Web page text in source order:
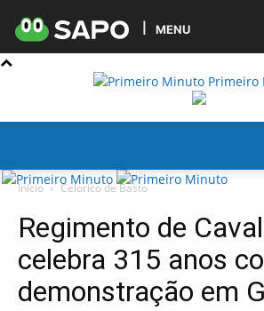
MENU
Primeiro
Início Celorico de Basto
Regimento de
celebra 315 anos
demonstração em